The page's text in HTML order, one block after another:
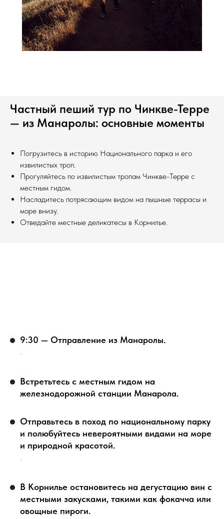
Частный пеший тур по Чинкве-Терре
— из Манаролы: основные моменты
Погрузитесь в историю Национального парка и его
извилистых троп.
Прогуляйтесь по извилистым тропам Чинкве-Терре с
местным гидом.
Насладитесь потрясающим видом на пышные террасы и
море внизу.
Отведайте местные деликатесы в Корнилье.
9:30 — Отправление из Манаролы.
.
Встретьтесь с местным гидом на
железнодорожной станции Манарола.
Отправьтесь в поход по национальному парку
и полюбуйтесь невероятными видами на море
и природной красотой.
.
В Корнилье остановитесь на дегустацию вин с
местными закусками, такими как фокачча или
овощные пироги.